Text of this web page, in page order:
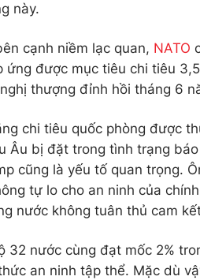
này.
cạnh niềm lạc quan, NATO
ứng được mục tiêu chi tiêu
thượng đỉnh hồi tháng 6
chi tiêu quốc phòng được
Âu bị đặt trong tình trạng
cũng là yếu tố quan trọng.
tự lo cho an ninh của
nước không tuân thủ cam
32 nước cùng đạt mốc 2%
an ninh tập thể. Mặc dù